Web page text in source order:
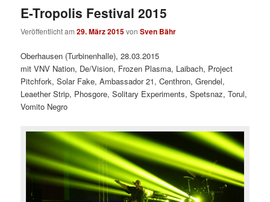
E-Tropolis Festival 2015
Veröffentlicht am29. März 2015vonSven Bähr
Oberhausen (Turbinenhalle), 28.03.2015
mit VNV Nation, De/Vision, Frozen Plasma, Laibach, Project
Pitchfork, Solar Fake, Ambassador 21, Centhron, Grendel,
Leaether Strip, Phosgore, Solitary Experiments, Spetsnaz, Torul,
Vomito Negro